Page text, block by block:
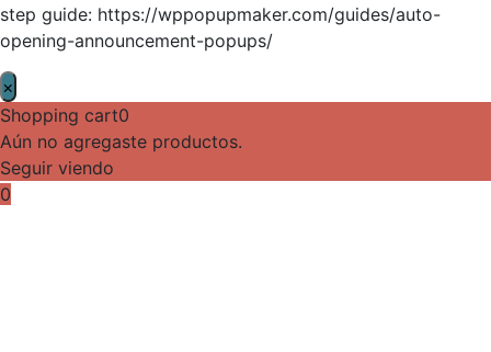
step guide: https://wppopupmaker.com/guides/auto-
opening-announcement-popups/
×
Shopping cart0
Aún no agregaste productos.
Seguir viendo
0